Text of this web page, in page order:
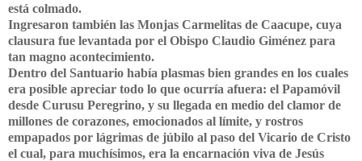
está colmado.
Ingresaron también las Monjas Carmelitas de Caacupe, cuya
clausura fue levantada por el Obispo Claudio Giménez para
tan magno acontecimiento.
Dentro del Santuario había plasmas bien grandes en los cuales
era posible apreciar todo lo que ocurría afuera: el Papamóvil
desde Curusu Peregrino, y su llegada en medio del clamor de
millones de corazones, emocionados al límite, y rostros
empapados por lágrimas de júbilo al paso del Vicario de Cristo
el cual, para muchísimos, era la encarnación viva de Jesús